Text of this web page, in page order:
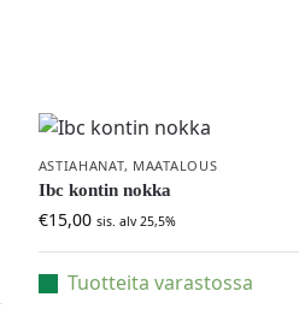
ASTIAHANAT, MAATALOUS
Ibc kontin nokka
€15,00 sis. alv 25,5%
Tuotteita varastossa